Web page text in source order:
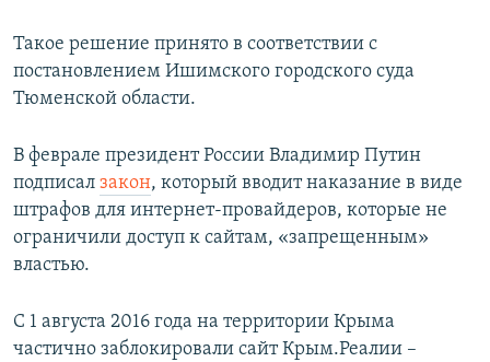
Такое решение принято в соответствии с
постановлением Ишимского городского суда
Тюменской области.
В феврале президент России Владимир Путин
подписал закон, который вводит наказание в виде
штрафов для интернет-провайдеров, которые не
ограничили доступ к сайтам, «запрещенным»
властью.
С 1 августа 2016 года на территории Крыма
частично заблокировали сайт Крым.Реалии –